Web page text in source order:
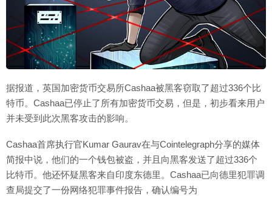
据报道，英国加密货币交易所Cashaa被黑客窃取了超过336个比
特币。Cashaa已停止了所有加密货币交易，但是，初步看来用户
并未受到此次黑客攻击的影响。
Cashaa首席执行官Kumar Gaurav在与Cointelegraph分享的媒体
简报中说，他们的一个钱包被盗，并且向黑客发送了超过336个
比特币。他还怀疑黑客来自印度东德里。Cashaa已向德里犯罪调
查局提交了一份网络犯罪事件报告，确认编号为